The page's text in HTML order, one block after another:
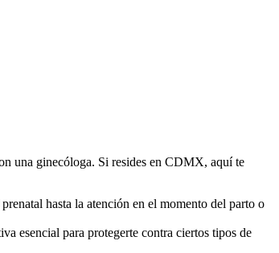
una ginecóloga. Si resides en CDMX, aquí te
hasta la atención en el momento del parto o
esencial para protegerte contra ciertos tipos de